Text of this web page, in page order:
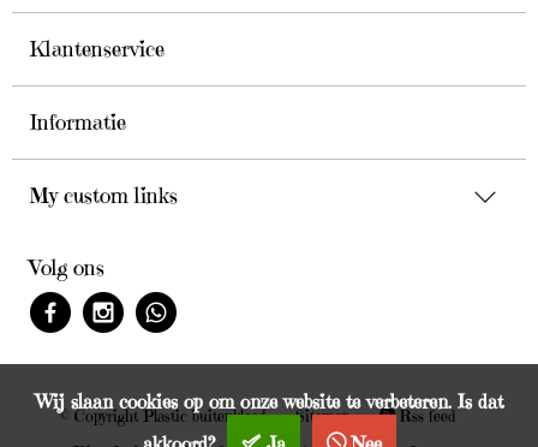
Klantenservice
Informatie
My custom links
Volg ons
© Copyright Plastic buitenkleed Sitemap Rss feed
Wij slaan cookies op om onze website te verbeteren. Is dat